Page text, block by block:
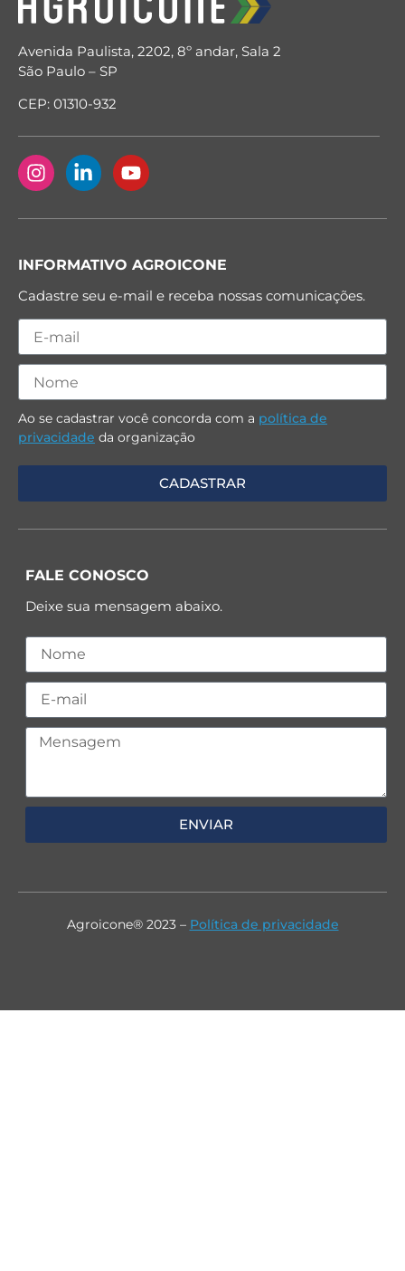
Avenida Paulista, 2202, 8º andar, Sala 2
São Paulo – SP
CEP: 01310-932
INFORMATIVO AGROICONE
Cadastre seu e-mail e receba nossas comunicações.
Ao se cadastrar você concorda com a política de
privacidade da organização
FALE CONOSCO
Deixe sua mensagem abaixo.
ENVIAR
Agroicone® 2023 – Política de privacidade